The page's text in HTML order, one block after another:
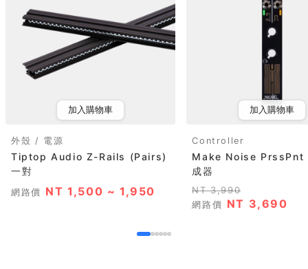
加入購物車
外殼 / 電源
Tiptop Audio Z-Rails (Pairs)
一對
網路價 NT 1,500 ~ 1,950
加入購物車
Controller
Make Noise PrssPnt
成器
NT 3,990
網路價 NT 3,690